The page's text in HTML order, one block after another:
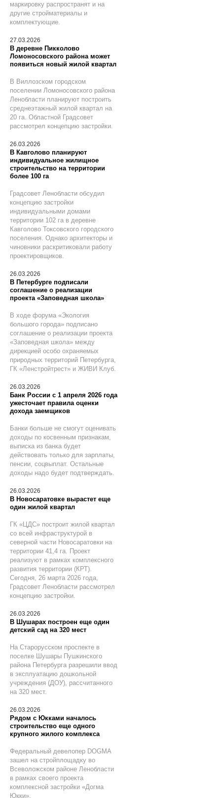
маркировку распространят и на
другие стройматериалы и
комплектующие.
27.03.2026
В деревне Пикколово
Ломоносовского района может
появиться новый жилой квартал
В Виллозском городском
поселении Ломоносовского района
Ленобласти планируют построить
среднеэтажный жилой квартал на
20 га. Областной Градсовет
рассмотрел концепцию застройки.
26.03.2026
В Кавголово планируют
индивидуальное жилищное
строительство на территории
более 100 га
Градсовет Ленобласти обсудил
концепцию застройки
индивидуальными домами
территории 102 га в деревне
Кавголово Токсовского городского
поселения. Однако архитекторы и
чиновники раскритиковали работу
проектировщиков.
26.03.2026
В Петербурге подписали
соглашение о реализации
проекта «Заповедная школа»
В ходе форума «Экология
большого города» подписано
соглашение о реализации проекта
«Заповедная школа» между
дирекцией особо охраняемых
природных территорий Петербурга,
ГК «Ленстройтрест» и ЖИВИ Клуб.
26.03.2026
Банк России с 1 апреля 2026 года
ужесточает правила оценки
дохода заемщиков
Банки больше не смогут оценивать
доходы по косвенным признакам,
выписка из банка будет
действовать только для зарплаты,
пенсии, соцвыплат. Остальные
доходы надо будет подтверждать.
26.03.2026
В Новосаратовке вырастет еще
один жилой квартал
ГК «ЦДС» построит жилой квартал
со всей инфраструктурой в
северной части Новосаратовки на
территории 41,4 га. Проект
реализуют в рамках комплексного
развития территории (КРТ).
Сегодня, 26 марта 2026 года,
Градсовет Ленобласти рассмотрел
концепцию застройки.
26.03.2026
В Шушарах построен еще один
детский сад на 320 мест
На Старорусском проспекте в
поселке Шушары Пушкинского
района Петербурга разрешили ввод
в эксплуатацию дошкольной
учреждения (ДОУ), рассчитанного
на 320 мест.
26.03.2026
Рядом с Юкками началось
строительство еще одного
крупного жилого комплекса
Федеральный девелопер DOGMA
зашел на стройплощадку во
Всеволожском районе Ленобласти
в рамках своего проекта
комплексной застройки «Догма
Юкки».